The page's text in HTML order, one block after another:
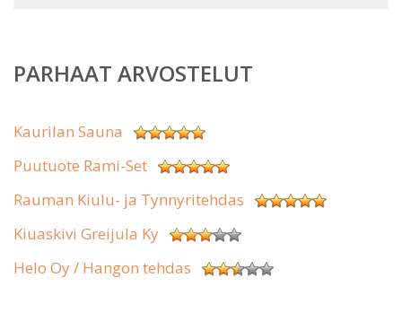
PARHAAT ARVOSTELUT
Kaurilan Sauna
Puutuote Rami-Set
Rauman Kiulu- ja Tynnyritehdas
Kiuaskivi Greijula Ky
Helo Oy / Hangon tehdas